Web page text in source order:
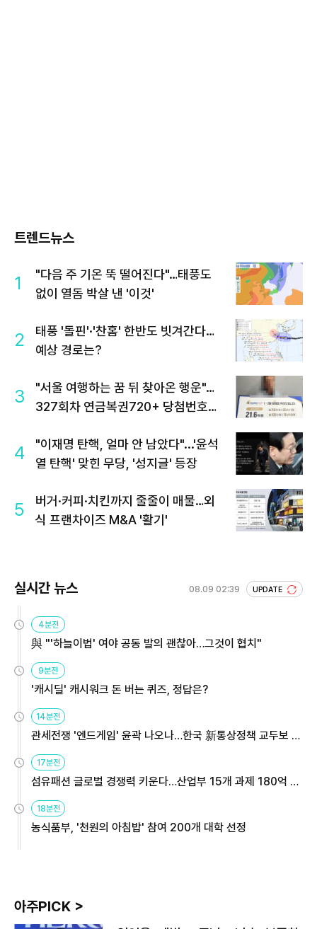
트렌드뉴스
1
"다음 주 기온 뚝 떨어진다"…태풍도
없이 열돔 박살 낸 '이것'
2
태풍 '돌핀'·'찬홈' 한반도 빗겨간다…
예상 경로는?
3
"서울 여행하는 꿈 뒤 찾아온 행운"…
327회차 연금복권720+ 당첨번호조
4
"이재명 탄핵, 얼마 안 남았다"...'윤석
열 탄핵' 맞힌 무당, '성지글' 등장
5
버거·커피·치킨까지 줄줄이 매물…외
식 프랜차이즈 M&A '활기'
실시간 뉴스 08.09 02:39 UPDATE
4분전
與 "'하늘이법' 여야 공동 발의 괜찮아…그것이 협치"
9분전
'캐시딜' 캐시워크 돈 버는 퀴즈, 정답은?
14분전
관세전쟁 '엔드게임' 윤곽 나오나…한국 新통상정책 교두보 활
17분전
섬유패션 글로벌 경쟁력 키운다…산업부 15개 과제 180억 지
18분전
농식품부, '천원의 아침밥' 참여 200개 대학 선정
아주PICK >